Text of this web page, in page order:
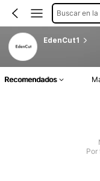
Buscar en
EdenCut1
Recomendados
Por